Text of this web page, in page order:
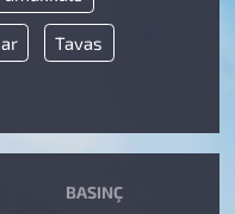
Tavas
BASINÇ